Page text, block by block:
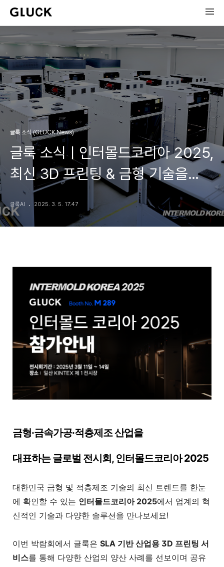
글룩 소식 (GLUCK News)
글룩 소식ㅣ인터몰드코리아 2025,
최신 3D 프린팅 & 금형 기술을
만나보세요!
글룩AI 2025. 3. 5. 17:47
금형·금속가공·적층제조 산업을
대표하는 글로벌 전시회, 인터몰드코리아 2025
대한민국 금형 및 적층제조 기술의 최신 트렌드를 한눈
에 확인할 수 있는 인터몰드코리아 2025에서 업계의 혁
신적인 기술과 다양한 솔루션을 만나보세요!
이번 박람회에서 글룩은 SLA 기반 산업용 3D 프린팅 서
비스를 통해 다양한 산업의 양산 사례를 선보이며 공유